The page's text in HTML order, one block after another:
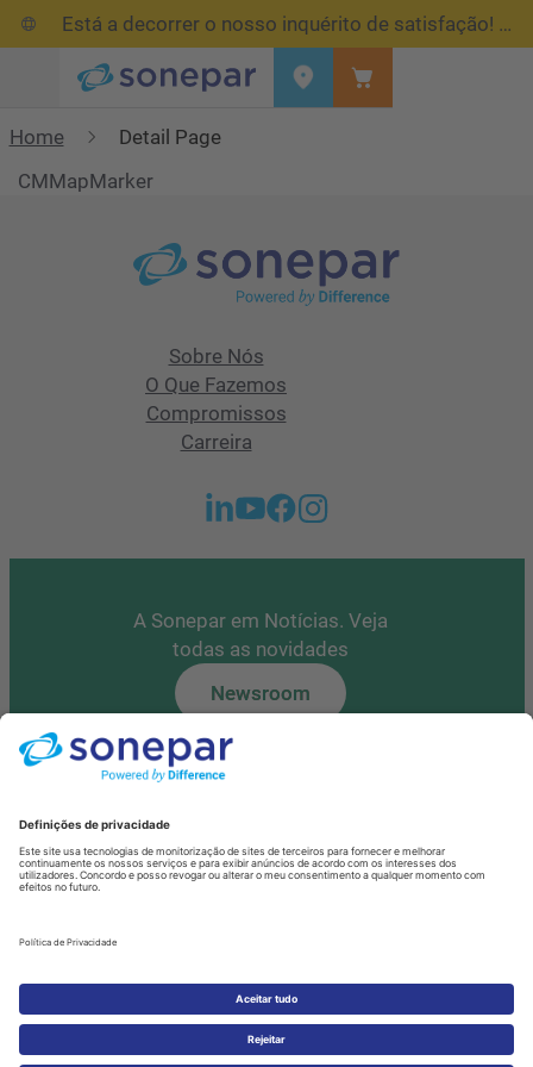
Está a decorrer o nosso inquérito de satisfação!
Home
Detail Page
CMMapMarker
Sobre Nós
O Que Fazemos
Compromissos
Carreira
A Sonepar em Notícias. Veja
todas as novidades
Newsroom
Contacte-nos
Política de Privacidade de Dados